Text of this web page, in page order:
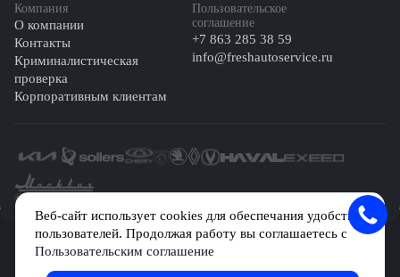
Веб-сайт использует cookies для обеспечания удобства
пользователей. Продолжая работу вы соглашаетесь с
Пользовательским соглашение
Компания
О компании
Контакты
Криминалистическая
проверка
Корпоративным клиентам
Пользовательское
соглашение
+7 863 285 38 59
info@freshautoservice.ru
©️ 2026 Fresh Auto
Сетевое издание «Первый автомобильный маркетплейс» зарегистрировано
Решением Федеральной службы по надзору в сфере связи, информационных
технологий и массовых коммуникаций (Роскомнадзор) № Эл № ФС77-84512 от